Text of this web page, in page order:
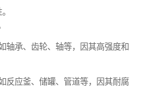
承、齿轮、轴等，因其高强度和
应釜、储罐、管道等，因其耐腐